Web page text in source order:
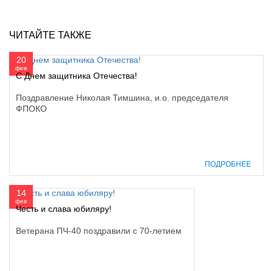
ЧИТАЙТЕ ТАКЖЕ
20
фев
С Днем защитника Отечества!
Поздравление Николая Тимшина, и.о. председателя
ФПОКО
ПОДРОБНЕЕ
14
фев
Честь и слава юбиляру!
Ветерана ПЧ-40 поздравили с 70-летием